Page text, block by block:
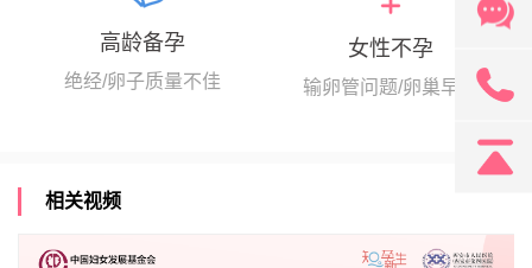
高龄备孕
绝经/卵子质量不佳
女性不孕
输卵管问题/卵巢早衰
相关视频